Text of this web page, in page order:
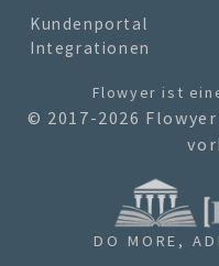
Kundenportal
Integrationen
Flowyer ist
© 2017-2026
DO MORE,